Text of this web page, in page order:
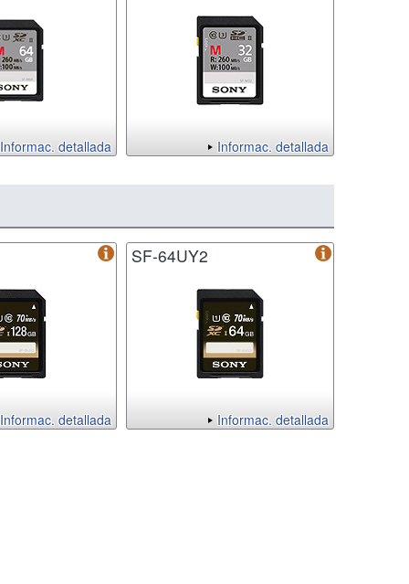
Informac. detallada Informac. detallada
Informac. detallada
SF-64UY2
Informac. detallada